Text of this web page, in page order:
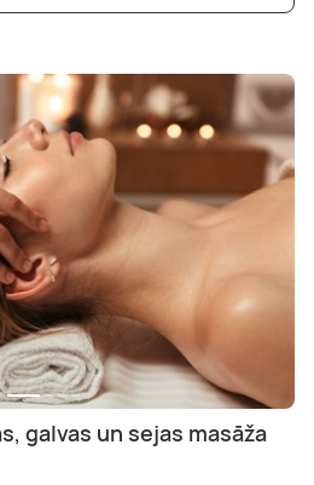
galvas un sejas masāža